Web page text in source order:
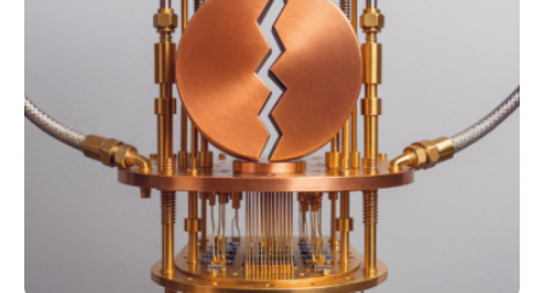
vermutet, weltweit war nach den passenden
Atomkern-Zuständen gesucht worden, 2024 gelang
einem Team der TU Wien mit Unterstützung
internationaler Partner der entscheidende Durchbruch:
Der lange diskutierte Thorium-Kernübergang wurde
gefunden. Kurz darauf konnte man zeigen, dass sich
Thorium tatsächlich nutzen lässt, um hochpräzise…